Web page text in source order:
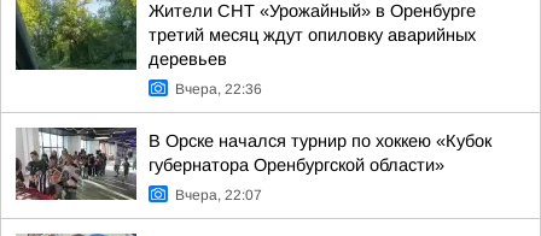
Жители СНТ «Урожайный» в Оренбурге
третий месяц ждут опиловку аварийных
деревьев
Вчера, 22:36
В Орске начался турнир по хоккею «Кубок
губернатора Оренбургской области»
Вчера, 22:07